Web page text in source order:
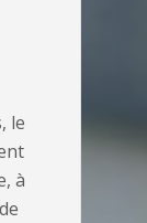
le
à